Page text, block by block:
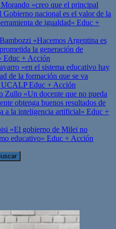
Morando «creo que el principal
Gobierno nacional es el valor de la
de igualdad» Educ +
«Hacemos Argentina es
la generación de
Educ + Acción
«en el sistema educativo hay
de la formación que se va
UCALPEduc + Acción
Zullo «Un docente que no pueda
obtenga buenos resultados de
a la inteligencia artificial» Educ +
«El gobierno de Milei no
educativo» Educ + Acción